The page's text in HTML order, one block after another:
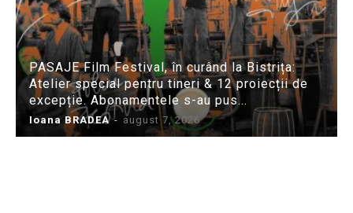
PASAJE Film Festival, în curând la Bistrița:
Atelier special pentru tineri & 12 proiecții de
excepție. Abonamentele s-au pus...
Ioana BRADEA - august 7, 2026